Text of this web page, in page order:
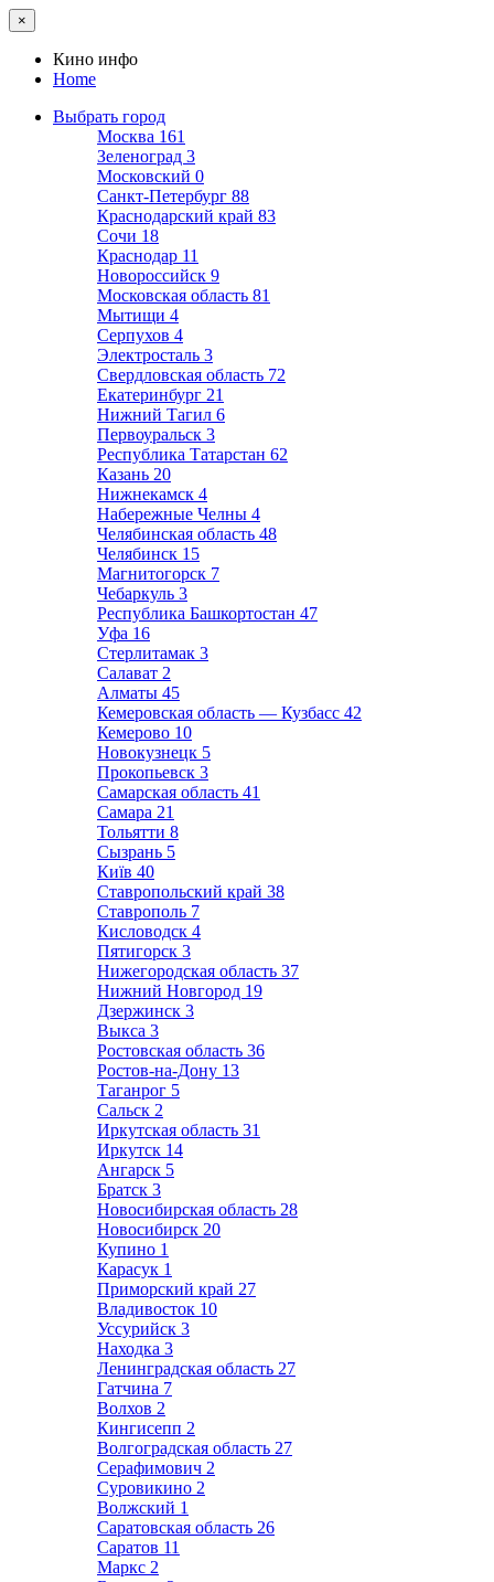
×
Кино инфо
Home
Выбрать город
Москва 161
Зеленоград 3
Московский 0
Санкт-Петербург 88
Краснодарский край 83
Сочи 18
Краснодар 11
Новороссийск 9
Московская область 81
Мытищи 4
Серпухов 4
Электросталь 3
Свердловская область 72
Екатеринбург 21
Нижний Тагил 6
Первоуральск 3
Республика Татарстан 62
Казань 20
Нижнекамск 4
Набережные Челны 4
Челябинская область 48
Челябинск 15
Магнитогорск 7
Чебаркуль 3
Республика Башкортостан 47
Уфа 16
Стерлитамак 3
Салават 2
Алматы 45
Кемеровская область — Кузбасс 42
Кемерово 10
Новокузнецк 5
Прокопьевск 3
Самарская область 41
Самара 21
Тольятти 8
Сызрань 5
Київ 40
Ставропольский край 38
Ставрополь 7
Кисловодск 4
Пятигорск 3
Нижегородская область 37
Нижний Новгород 19
Дзержинск 3
Выкса 3
Ростовская область 36
Ростов-на-Дону 13
Таганрог 5
Сальск 2
Иркутская область 31
Иркутск 14
Ангарск 5
Братск 3
Новосибирская область 28
Новосибирск 20
Купино 1
Карасук 1
Приморский край 27
Владивосток 10
Уссурийск 3
Находка 3
Ленинградская область 27
Гатчина 7
Волхов 2
Кингисепп 2
Волгоградская область 27
Серафимович 2
Суровикино 2
Волжский 1
Саратовская область 26
Саратов 11
Маркс 2